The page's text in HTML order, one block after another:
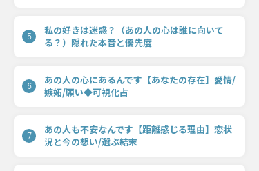
5
私の好きは迷惑？（あの人の心は誰に向いて
る？）隠れた本音と優先度
6
あの人の心にあるんです【あなたの存在】愛情/
嫉妬/願い◆可視化占
7
あの人も不安なんです【距離感じる理由】恋状
況と今の想い/選ぶ結末